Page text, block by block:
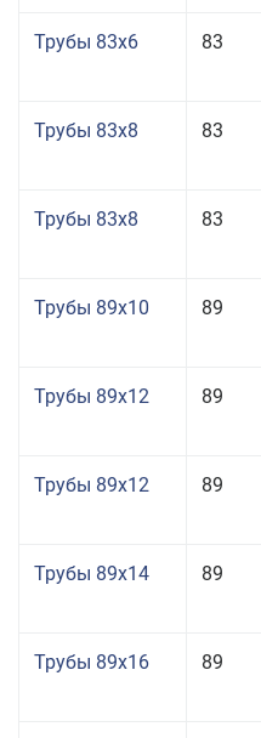
Трубы 83x6 83
Трубы 83x8 83
Трубы 83x8 83
Трубы 89x10 89
Трубы 89x12 89
Трубы 89x12 89
Трубы 89x14 89
Трубы 89x16 89